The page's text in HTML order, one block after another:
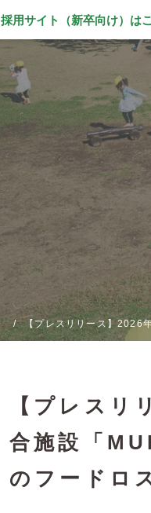
採用サイト（新卒向け） は
別ウィン
【プレスリリース】2026
【プレスリ
合施設「
のフードロ